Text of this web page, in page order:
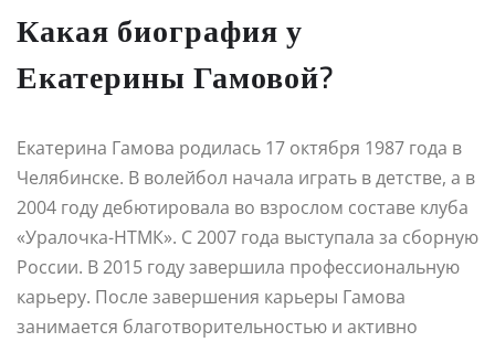
Какая биография у
Екатерины Гамовой?
Екатерина Гамова родилась 17 октября 1987 года в
Челябинске. В волейбол начала играть в детстве, а в
2004 году дебютировала во взрослом составе клуба
«Уралочка-НТМК». С 2007 года выступала за сборную
России. В 2015 году завершила профессиональную
карьеру. После завершения карьеры Гамова
занимается благотворительностью и активно